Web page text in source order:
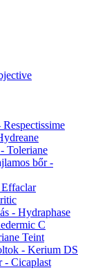
Toleriane
bőr -
- Hydraphase
C
Teint
- Kerium DS
- Cicaplast